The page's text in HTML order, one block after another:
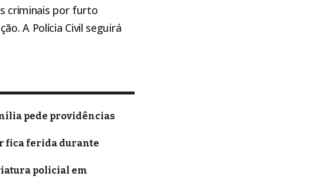
criminais por furto
A Polícia Civil seguirá
pede providências
fica ferida durante
policial em